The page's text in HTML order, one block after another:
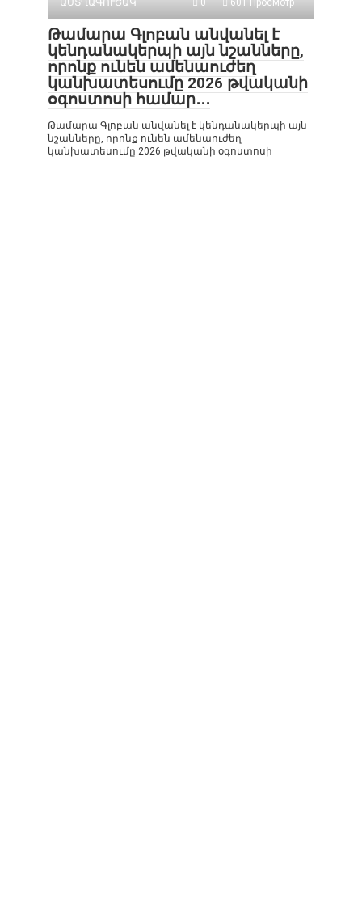
ԱՍՏՂԱԳՈՒՇԱԿ 0 601 Просмотр
Թամարա Գլոբան անվանել է
կենդանակերպի այն նշանները,
որոնք ունեն ամենաուժեղ
կանխատեսումը 2026 թվականի
օգոստոսի համար․․․
Թամարա Գլոբան անվանել է կենդանակերպի այն
նշանները, որոնք ունեն ամենաուժեղ
կանխատեսումը 2026 թվականի օգոստոսի